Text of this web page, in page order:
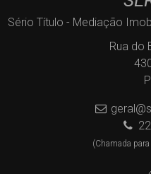
Sério Título - Mediação
Rua do
(Chamada